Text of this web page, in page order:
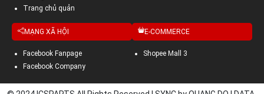
Trang chủ quản
MẠNG XÃ HỘI
Facebook Fanpage
Facebook Company
E-COMMERCE
Shopee Mall 3